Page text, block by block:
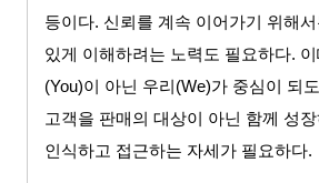
등이다. 신뢰를 계속 이어가기 위해서
있게 이해하려는 노력도 필요하다.
(You)이 아닌 우리 (We)가 중심이 되
고객을 판매의 대상이 아닌 함께 성
인식하고 접근하는 자세가 필요하다.